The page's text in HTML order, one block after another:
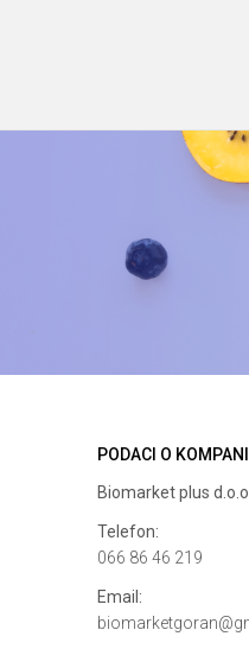
PODACI O
Biomarket plus d.o.o.
Telefon:
066 86 46 219
Email: